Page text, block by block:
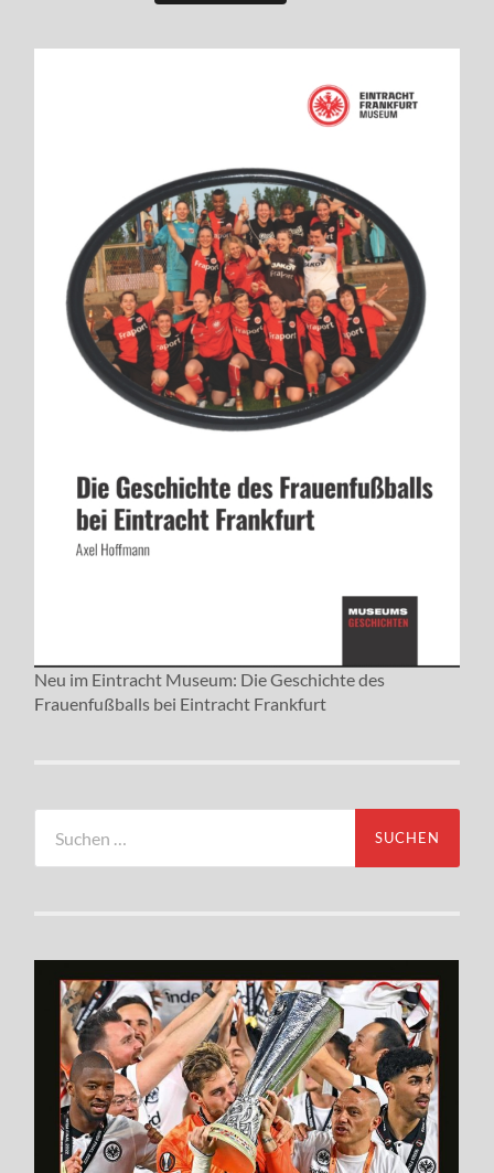
Neu im Eintracht Museum: Die Geschichte des
Frauenfußballs bei Eintracht Frankfurt
nach: